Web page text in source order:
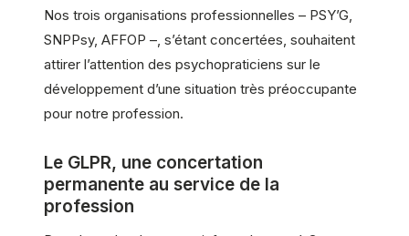
Nos trois organisations professionnelles – PSY’G,
SNPPsy, AFFOP –, s’étant concertées, souhaitent
attirer l’attention des psychopraticiens sur le
développement d’une situation très préoccupante
pour notre profession.
Le GLPR, une concertation
permanente au service de la
profession